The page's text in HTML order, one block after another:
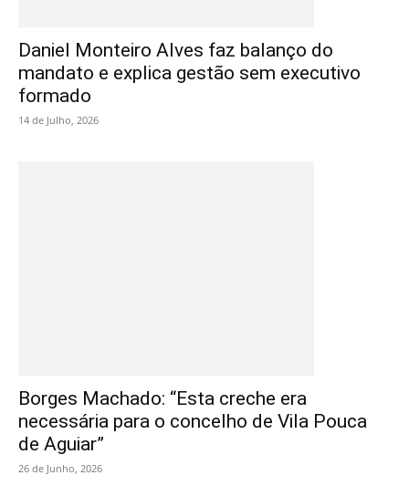
Daniel Monteiro Alves faz balanço do
mandato e explica gestão sem executivo
formado
14 de Julho, 2026
Borges Machado: “Esta creche era
necessária para o concelho de Vila Pouca
de Aguiar”
26 de Junho, 2026